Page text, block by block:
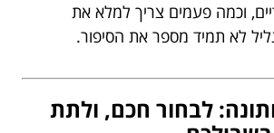
וכמה פעמים צריך למלא את
לא תמיד מספר את הסיפור.
לבחור חכם, ולתת